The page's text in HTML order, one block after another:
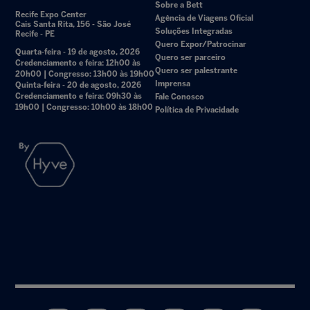
Recife Expo Center
Cais Santa Rita, 156 - São José
Recife - PE
Quarta-feira - 19 de agosto, 2026
Credenciamento e feira: 12h00 às
20h00 | Congresso: 13h00 às 19h00
Quinta-feira - 20 de agosto, 2026
Credenciamento e feira: 09h30 às
19h00 | Congresso: 10h00 às 18h00
Sobre a Bett
Agência de Viagens Oficial
Soluções Integradas
Quero Expor/Patrocinar
Quero ser parceiro
Quero ser palestrante
Imprensa
Fale Conosco
Política de Privacidade